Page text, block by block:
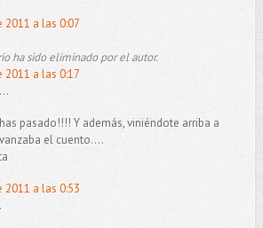
2011 a las 0:07
ha sido eliminado por el autor.
2011 a las 0:17
has pasado!!!! Y además, viniéndote arriba a
el cuento....
2011 a las 0:53